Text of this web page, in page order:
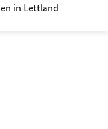
in Lettland